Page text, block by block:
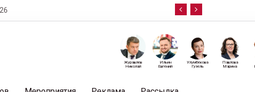
Павлова
Марина
Улумбекова
Гузель
Ильин
Евгений
Журавлев
Николай